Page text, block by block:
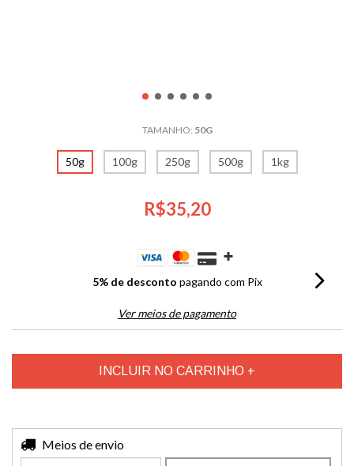
TAMANHO: 50G
50g 100g 250g 500g 1kg
R$35,20
5% de desconto pagando com Pix
Ver meios de pagamento
Entregas para o CEP:
Meios de envio